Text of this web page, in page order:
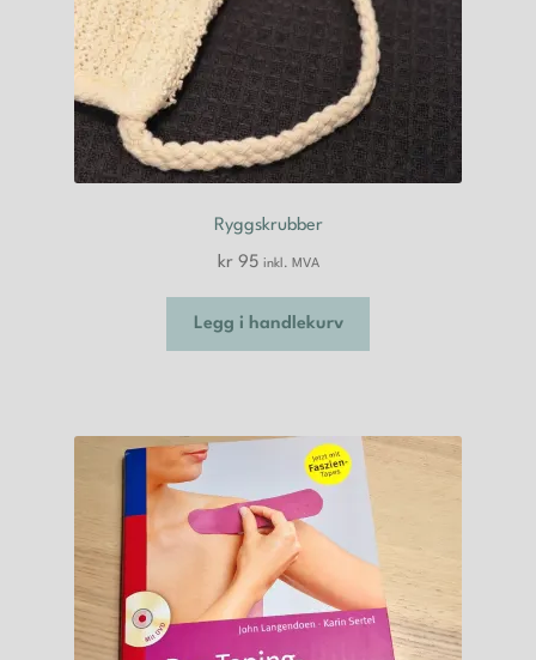
Ryggskrubber
kr95 inkl. MVA
Legg i handlekurv